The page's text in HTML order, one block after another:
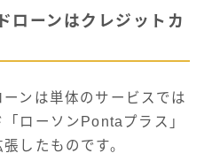
ローンはクレジットカ
ンは単体のサービスでは
ローソンPontaプラス」
したものです。